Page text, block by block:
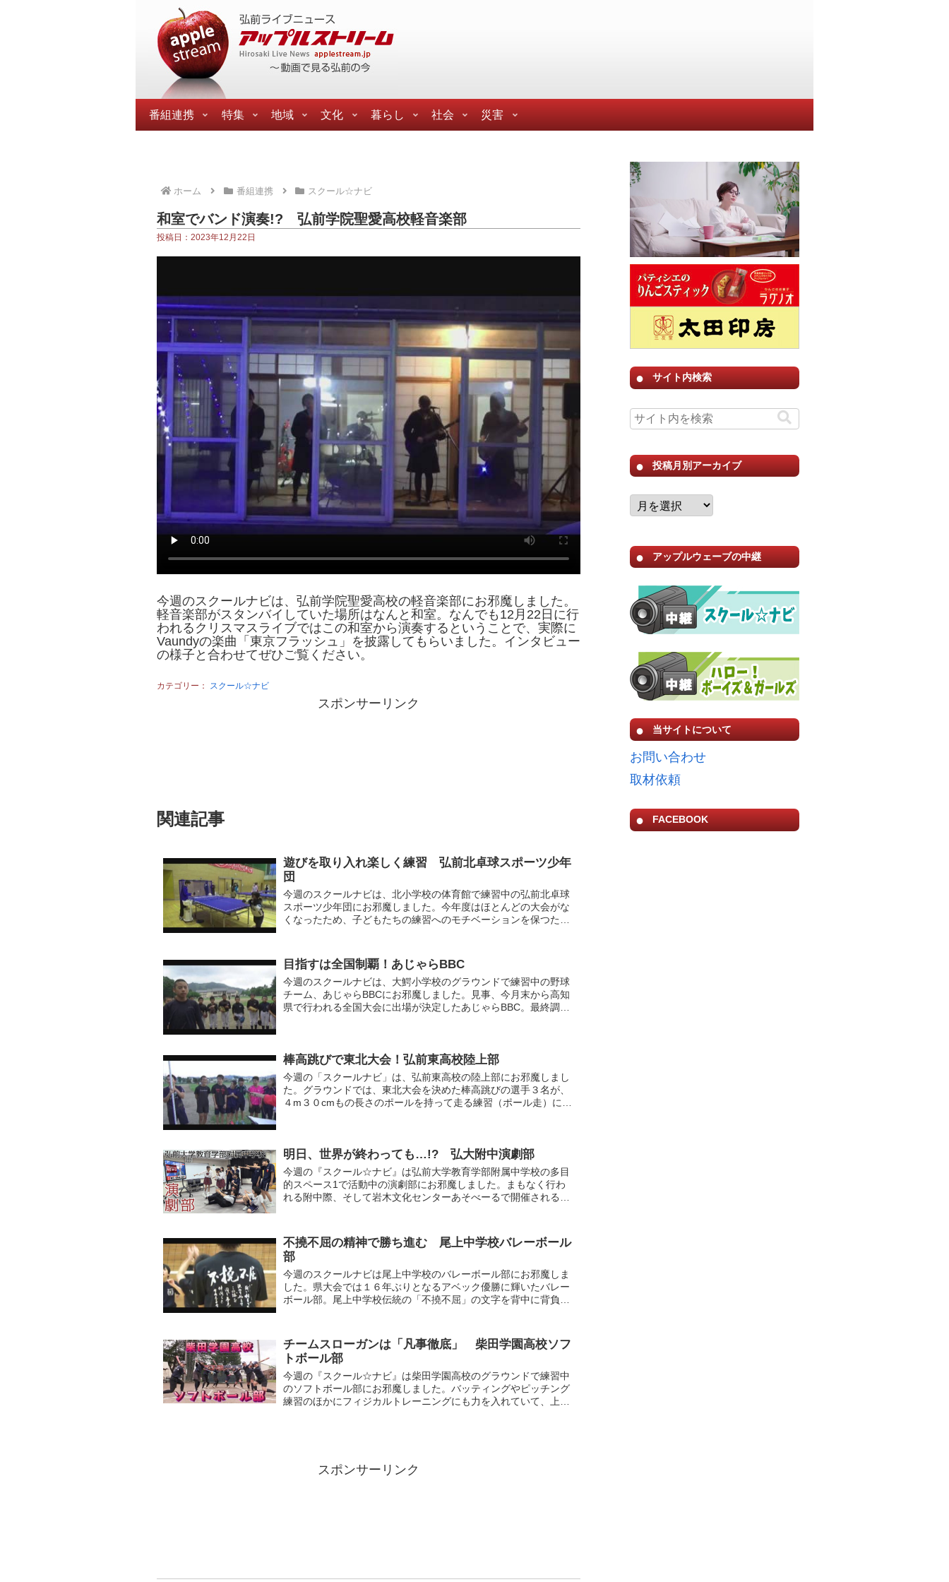
番組連携 特集 地域 文化 暮らし 社会 災害
ホーム 番組連携 スクール☆ナビ
和室でバンド演奏!? 弘前学院聖愛高校軽音楽部
投稿日：2023年12月22日
今週のスクールナビは、弘前学院聖愛高校の軽音楽部にお邪魔しました。
軽音楽部がスタンバイしていた場所はなんと和室。なんでも12月22日に行
われるクリスマスライブではこの和室から演奏するということで、実際に
Vaundyの楽曲「東京フラッシュ」を披露してもらいました。インタビュー
の様子と合わせてぜひご覧ください。
カテゴリー： スクール☆ナビ
スポンサーリンク
関連記事
遊びを取り入れ楽しく練習 弘前北卓球スポーツ少年
団
今週のスクールナビは、北小学校の体育館で練習中の弘前北卓球
スポーツ少年団にお邪魔しました。今年度はほとんどの大会がな
くなったため、子どもたちの練習へのモチベーションを保つため
目指すは全国制覇！あじゃらBBC
今週のスクールナビは、大鰐小学校のグラウンドで練習中の野球
チーム、あじゃらBBCにお邪魔しました。見事、今月末から高知
県で行われる全国大会に出場が決定したあじゃらBBC。最終調整
棒高跳びで東北大会！弘前東高校陸上部
今週の「スクールナビ」は、弘前東高校の陸上部にお邪魔しまし
た。グラウンドでは、東北大会を決めた棒高跳びの選手３名が、
４m３０cmもの長さのポールを持って走る練習（ポール走）に励
明日、世界が終わっても…!? 弘大附中演劇部
今週の『スクール☆ナビ』は弘前大学教育学部附属中学校の多目
的スペース1で活動中の演劇部にお邪魔しました。まもなく行わ
れる附中際、そして岩木文化センターあそべーるで開催される弘
不撓不屈の精神で勝ち進む 尾上中学校バレーボール
部
今週のスクールナビは尾上中学校のバレーボール部にお邪魔しま
した。県大会では１６年ぶりとなるアベック優勝に輝いたバレー
ボール部。尾上中学校伝統の「不撓不屈」の文字を背中に背負い
チームスローガンは「凡事徹底」 柴田学園高校ソフ
トボール部
今週の『スクール☆ナビ』は柴田学園高校のグラウンドで練習中
のソフトボール部にお邪魔しました。バッティングやピッチング
練習のほかにフィジカルトレーニングにも力を入れていて、上半
スポンサーリンク
サイト内検索
投稿月別アーカイブ
アップルウェーブの中継
当サイトについて
お問い合わせ
取材依頼
FACEBOOK